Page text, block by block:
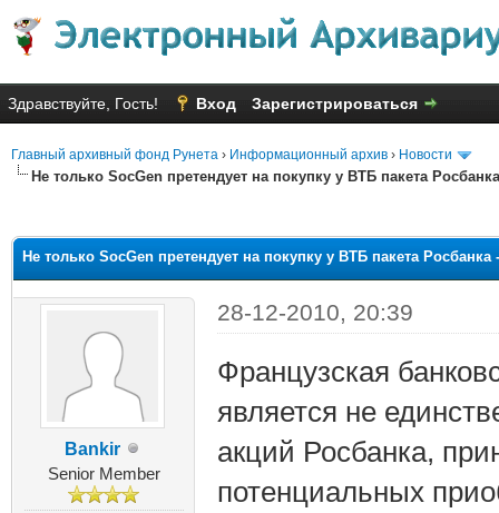
Здравствуйте, Гость! Вход Зарегистрироваться
Главный архивный фонд Рунета › Информационный архив › Новости
Не только SocGen претендует на покупку у ВТБ пакета
Не только SocGen претендует на покупку у ВТБ пакета Росбанка
Bankir
Senior Member
28-12-2010, 20:39
Французская
является не
акций Росбанка,
потенциальных